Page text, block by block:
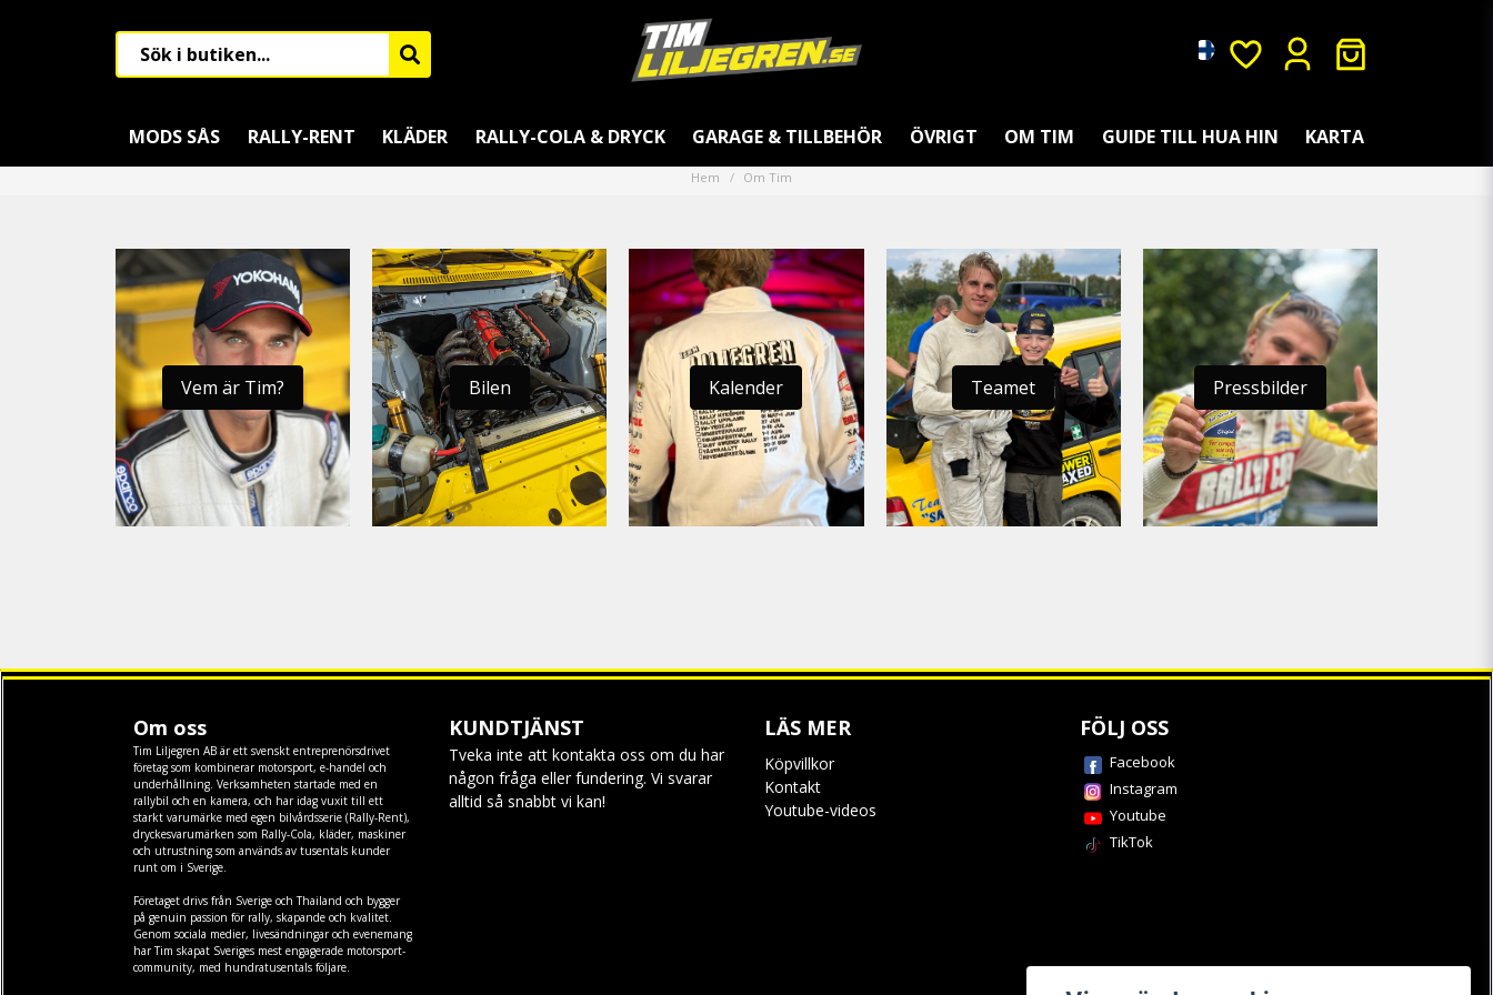
MODS SÅS RALLY-RENT KLÄDER RALLY-COLA & DRYCK GARAGE & TILLBEHÖR ÖVRIGT OM TIM GUIDE TILL HUA HIN KARTA
Hem Om Tim
Vem är Tim? Bilen Kalender Teamet Pressbilder
Om oss
Tim Liljegren AB är ett svenskt entreprenörsdrivet
företag som kombinerar motorsport, e-handel och
underhållning. Verksamheten startade med en
rallybil och en kamera, och har idag vuxit till ett
starkt varumärke med egen bilvårdsserie (Rally-Rent),
dryckesvarumärken som Rally-Cola, kläder, maskiner
och utrustning som används av tusentals kunder
runt om i Sverige.
Företaget drivs från Sverige och Thailand och bygger
på genuin passion för rally, skapande och kvalitet.
Genom sociala medier, livesändningar och evenemang
har Tim skapat Sveriges mest engagerade motorsport-
community, med hundratusentals följare.
KUNDTJÄNST
Tveka inte att kontakta oss om du har
någon fråga eller fundering. Vi svarar
alltid så snabbt vi kan!
LÄS MER
Köpvillkor
Kontakt
Youtube-videos
FÖLJ OSS
Facebook
Instagram
Youtube
TikTok